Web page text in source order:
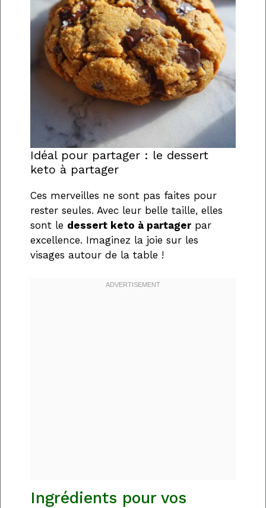
Idéal pour partager : le dessert
keto à partager
Ces merveilles ne sont pas faites pour
rester seules. Avec leur belle taille, elles
sont le dessert keto à partagerpar
excellence. Imaginez la joie sur les
visages autour de la table !
Ingrédients pour vos